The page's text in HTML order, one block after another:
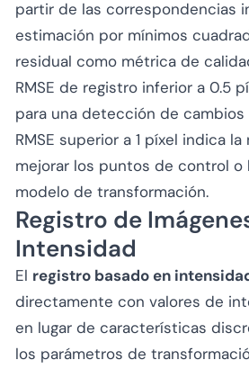
partir de las correspondencias
estimación por mínimos
residual como métrica de
RMSE de registro inferior a 0.5
para una detección de
RMSE superior a 1 píxel indica
mejorar los puntos de control o
modelo de transformación.
Registro de
Intensidad
El registro basado en
directamente con valores de
en lugar de características
los parámetros de